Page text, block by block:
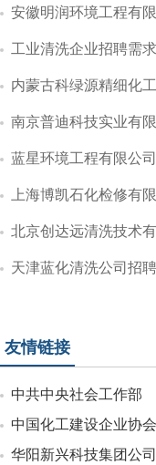
安徽明润环境工程有
工业清洗企业招聘需
内蒙古科绿源精细化
南京普迪科技实业有
蓝星环境工程有限公
上海博凯石化检修有
北京创达远清洗技术
天津蓝化清洗公司招
友情链接
中共中央社会工作部
中国化工建设企业协会
华阳新兴科技集团公司